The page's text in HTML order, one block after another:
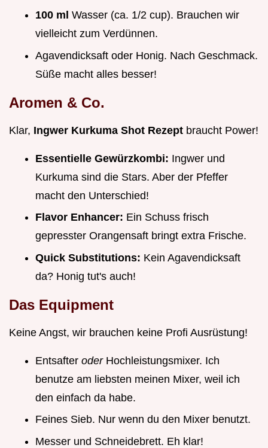
100 ml Wasser (ca. 1/2 cup). Brauchen wir
vielleicht zum Verdünnen.
Agavendicksaft oder Honig. Nach Geschmack.
Süße macht alles besser!
Aromen & Co.
Klar, Ingwer Kurkuma Shot Rezept braucht Power!
Essentielle Gewürzkombi: Ingwer und
Kurkuma sind die Stars. Aber der Pfeffer
macht den Unterschied!
Flavor Enhancer: Ein Schuss frisch
gepresster Orangensaft bringt extra Frische.
Quick Substitutions: Kein Agavendicksaft
da? Honig tut's auch!
Das Equipment
Keine Angst, wir brauchen keine Profi Ausrüstung!
Entsafter oder Hochleistungsmixer. Ich
benutze am liebsten meinen Mixer, weil ich
den einfach da habe.
Feines Sieb. Nur wenn du den Mixer benutzt.
Messer und Schneidebrett. Eh klar!